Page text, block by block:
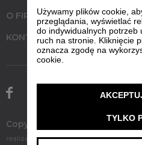
O FIRMIE
KONTAKT
Copyrights 2017
realizacjakzolnowski.pl
Używamy plików cookie,
przeglądania, wyświetlać
do indywidualnych potrzeb
ruch na stronie. Kliknięcie
oznacza zgodę na
cookie.
TYLKO